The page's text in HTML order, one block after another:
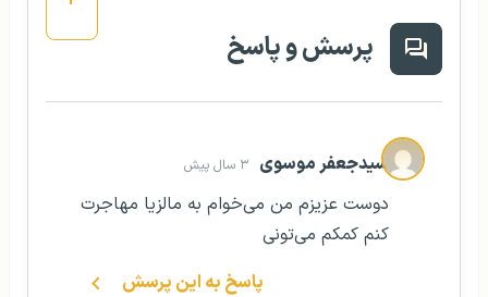
پرسش و پاسخ
سیدجعفر موسوی ۳ سال پیش
دوست عزیزم من می‌خوام به مالزیا مهاجرت
کنم کمکم می‌تونی
پاسخ به این پرسش